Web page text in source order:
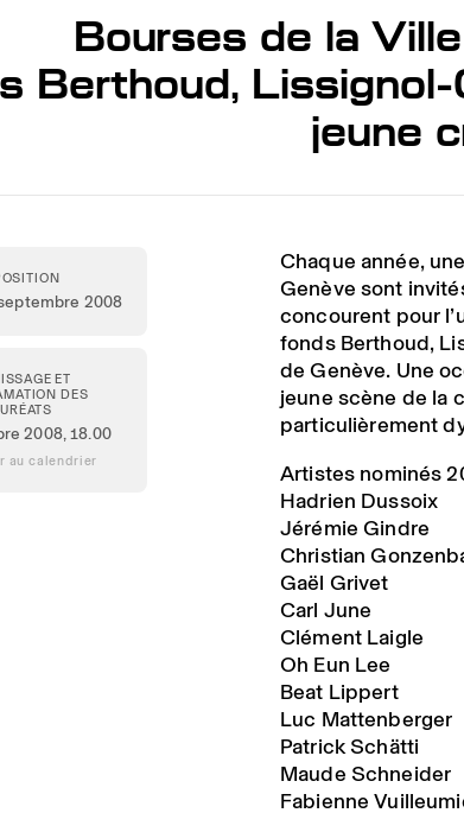
Bourses de la
Berthoud,
jeune
2008
ET
DES
2008,18.00
au calendrier
Chaque année,
Genève sont
concourent pour
fonds Berthoud,
de Genève. Une
jeune scène de la
particulièrement
Artistes nominés
Hadrien Dussoix
Jérémie Gindre
Christian
Gaël Grivet
Carl June
Clément Laigle
Oh Eun Lee
Beat Lippert
Luc Mattenberger
Patrick Schätti
Maude Schneider
Fabienne